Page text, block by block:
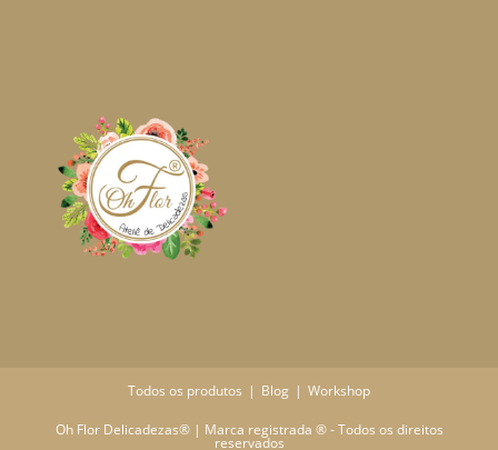
Todos os produtos Blog Workshop
Oh Flor Delicadezas® | Marca registrada ® - Todos os direitos
reservados